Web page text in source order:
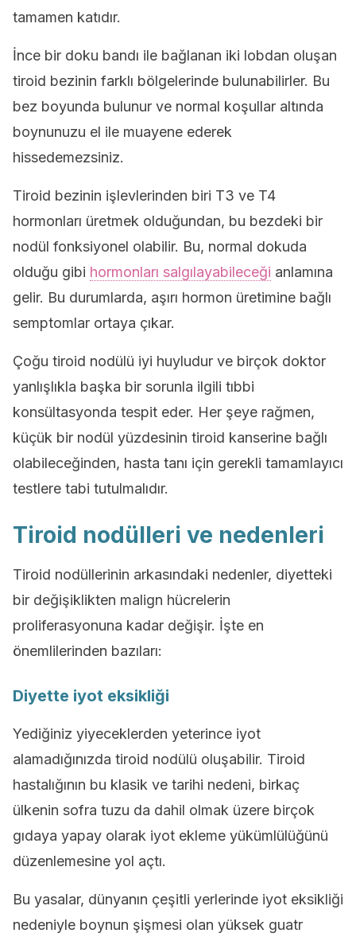
tamamen katıdır.
İnce bir doku bandı ile bağlanan iki lobdan oluşan
tiroid bezinin farklı bölgelerinde bulunabilirler. Bu
bez boyunda bulunur ve normal koşullar altında
boynunuzu el ile muayene ederek
hissedemezsiniz.
Tiroid bezinin işlevlerinden biri T3 ve T4
hormonları üretmek olduğundan, bu bezdeki bir
nodül fonksiyonel olabilir. Bu, normal dokuda
olduğu gibi hormonları salgılayabileceği anlamına
gelir. Bu durumlarda, aşırı hormon üretimine bağlı
semptomlar ortaya çıkar.
Çoğu tiroid nodülü iyi huyludur ve birçok doktor
yanlışlıkla başka bir sorunla ilgili tıbbi
konsültasyonda tespit eder. Her şeye rağmen,
küçük bir nodül yüzdesinin tiroid kanserine bağlı
olabileceğinden, hasta tanı için gerekli tamamlayıcı
testlere tabi tutulmalıdır.
Tiroid nodülleri ve nedenleri
Tiroid nodüllerinin arkasındaki nedenler, diyetteki
bir değişiklikten malign hücrelerin
proliferasyonuna kadar değişir. İşte en
önemlilerinden bazıları:
Diyette iyot eksikliği
Yediğiniz yiyeceklerden yeterince iyot
alamadığınızda tiroid nodülü oluşabilir. Tiroid
hastalığının bu klasik ve tarihi nedeni, birkaç
ülkenin sofra tuzu da dahil olmak üzere birçok
gıdaya yapay olarak iyot ekleme yükümlülüğünü
düzenlemesine yol açtı.
Bu yasalar, dünyanın çeşitli yerlerinde iyot eksikliği
nedeniyle boynun şişmesi olan yüksek guatr